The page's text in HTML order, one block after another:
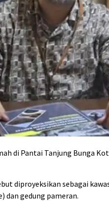
di Pantai Tanjung Bunga
diproyeksikan sebagai
dan gedung pameran.